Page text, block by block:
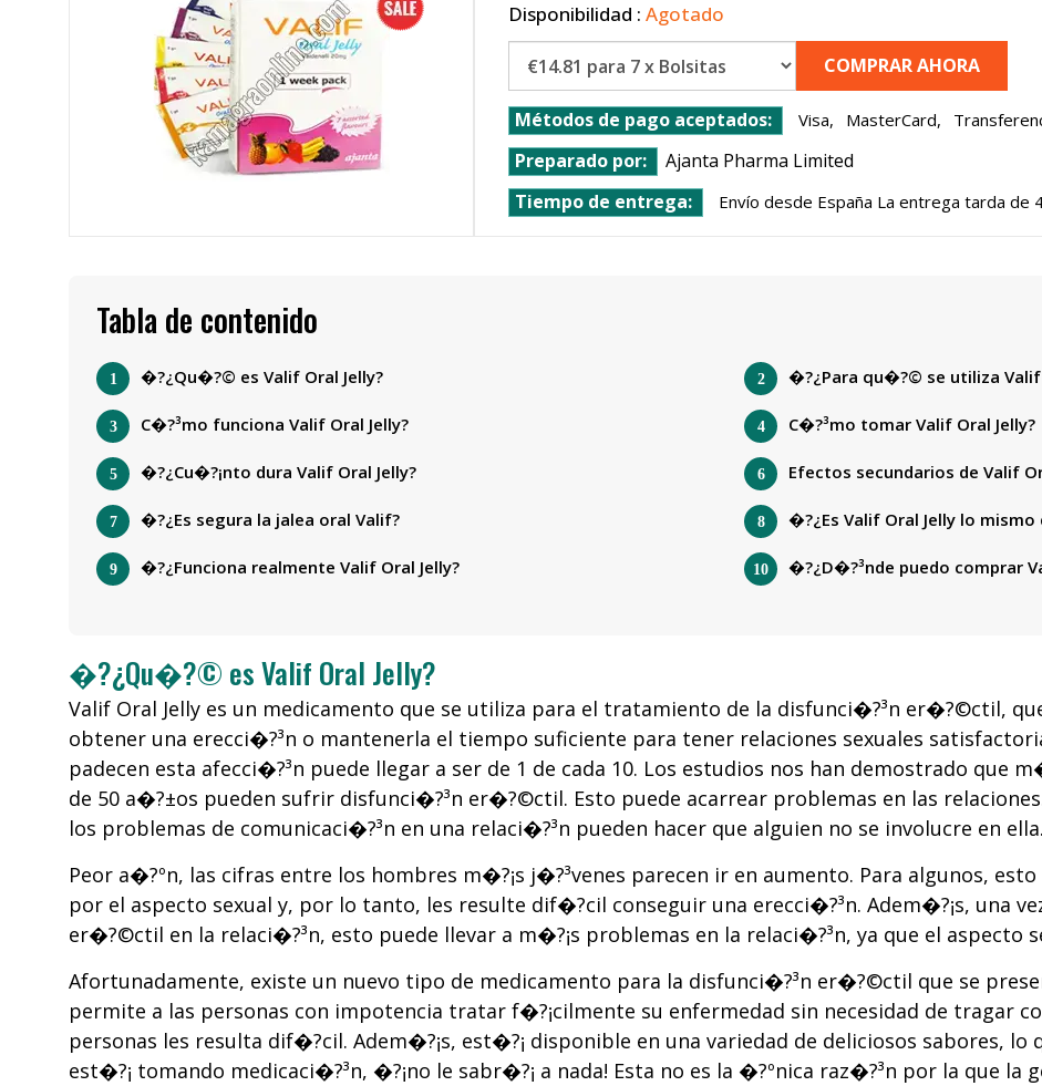
Disponibilidad : Agotado
COMPRAR AHORA
Métodos de pago aceptados: Visa, MasterCard,
Preparado por:
Ajanta Pharma Limited
Tiempo de entrega:
Envío desde España La entrega tarda de
Tabla de contenido
�?¿Qu�?© es Valif Oral Jelly? �?¿Para qu�?© se utiliza Valif
C�?³mo funciona Valif Oral Jelly? C�?³mo tomar Valif Oral Jelly?
�?¿Cu�?¡nto dura Valif Oral Jelly? Efectos secundarios de Valif
�?¿Es segura la jalea oral Valif? �?¿Es Valif Oral Jelly lo mismo
�?¿Funciona realmente Valif Oral Jelly? �?¿D�?³nde puedo comprar
�?¿Qu�?© es Valif Oral Jelly?
Valif Oral Jelly es un medicamento que se utiliza para el tratamiento de la disfunci�?³n er�?©ctil,
obtener una erecci�?³n o mantenerla el tiempo suficiente para tener relaciones sexuales
padecen esta afecci�?³n puede llegar a ser de 1 de cada 10. Los estudios nos han demostrado que
de 50 a�?±os pueden sufrir disfunci�?³n er�?©ctil. Esto puede acarrear problemas en las
los problemas de comunicaci�?³n en una relaci�?³n pueden hacer que alguien no se involucre en ella.
Peor a�?ºn, las cifras entre los hombres m�?¡s j�?³venes parecen ir en aumento. Para algunos,
por el aspecto sexual y, por lo tanto, les resulte dif�?­cil conseguir una erecci�?³n. Adem�?¡s, una
er�?©ctil en la relaci�?³n, esto puede llevar a m�?¡s problemas en la relaci�?³n, ya que el aspecto
Afortunadamente, existe un nuevo tipo de medicamento para la disfunci�?³n er�?©ctil que se
permite a las personas con impotencia tratar f�?¡cilmente su enfermedad sin necesidad de tragar
personas les resulta dif�?­cil. Adem�?¡s, est�?¡ disponible en una variedad de deliciosos sabores, lo
est�?¡ tomando medicaci�?³n, �?¡no le sabr�?¡ a nada! Esta no es la �?ºnica raz�?³n por la que la